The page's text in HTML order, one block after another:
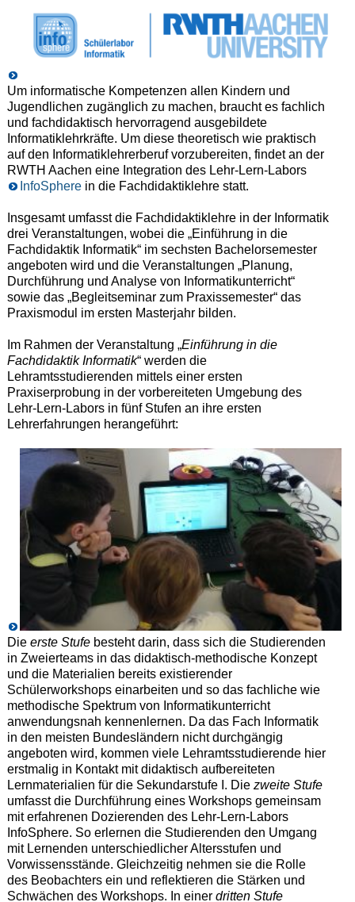
Um informatische Kompetenzen allen Kindern und
Jugendlichen zugänglich zu machen, braucht es fachlich
und fachdidaktisch hervorragend ausgebildete
Informatiklehrkräfte. Um diese theoretisch wie praktisch
auf den Informatiklehrerberuf vorzubereiten, findet an der
RWTH Aachen eine Integration des Lehr-Lern-Labors
InfoSpherein die Fachdidaktiklehre statt.
Insgesamt umfasst die Fachdidaktiklehre in der Informatik
drei Veranstaltungen, wobei die „Einführung in die
Fachdidaktik Informatik“ im sechsten Bachelorsemester
angeboten wird und die Veranstaltungen „Planung,
Durchführung und Analyse von Informatikunterricht“
sowie das „Begleitseminar zum Praxissemester“ das
Praxismodul im ersten Masterjahr bilden.
Im Rahmen der Veranstaltung „Einführung in die
Fachdidaktik Informatik“ werden die
Lehramtsstudierenden mittels einer ersten
Praxiserprobung in der vorbereiteten Umgebung des
Lehr-Lern-Labors in fünf Stufen an ihre ersten
Lehrerfahrungen herangeführt:
Die erste Stufe besteht darin, dass sich die Studierenden
in Zweierteams in das didaktisch-methodische Konzept
und die Materialien bereits existierender
Schülerworkshops einarbeiten und so das fachliche wie
methodische Spektrum von Informatikunterricht
anwendungsnah kennenlernen. Da das Fach Informatik
in den meisten Bundesländern nicht durchgängig
angeboten wird, kommen viele Lehramtsstudierende hier
erstmalig in Kontakt mit didaktisch aufbereiteten
Lernmaterialien für die Sekundarstufe I. Die zweite Stufe
umfasst die Durchführung eines Workshops gemeinsam
mit erfahrenen Dozierenden des Lehr-Lern-Labors
InfoSphere. So erlernen die Studierenden den Umgang
mit Lernenden unterschiedlicher Altersstufen und
Vorwissensstände. Gleichzeitig nehmen sie die Rolle
des Beobachters ein und reflektieren die Stärken und
Schwächen des Workshops. In einer dritten Stufe